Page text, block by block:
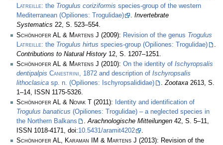
Latreille: the Trogulus coriziformis species-group of the western
Mediterranean (Opiliones: Trogulidae)
. Invertebrate
Systematics 22, S. 523–554.
Schönhofer AL & Martens J (2009): Revision of the genus Trogulus
Latreille: the Trogulus hirtus species-group (Opiliones: Trogulidae)
Contributions to Natural History 12, S. 1207–1251.
Schönhofer AL & Martens J (2010): On the identity of Ischyropsalis
dentipalpis Canestrini, 1872 and description of Ischyropsalis
lithoclasica sp. n. (Opiliones: Ischyropsalididae) .Zootaxa 2613, S.
1–14, ISSN 1175-5326.
Schönhofer AL & Novak T
(2011):
Identity and identification of
Trogulus banaticus (Opiliones: Trogulidae) – a neglected species in
the Northern Balkans
.Arachnologische Mitteilungen 42, S. 5–11,
ISSN 1018-4171, doi:10.5431/aramit4202
.
Schönhofer AL, Karaman IM & Martens J (2013): Revision of the